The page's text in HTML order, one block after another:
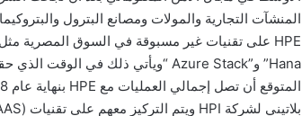
المنشآت التجارية والمولات ومصانع البترول